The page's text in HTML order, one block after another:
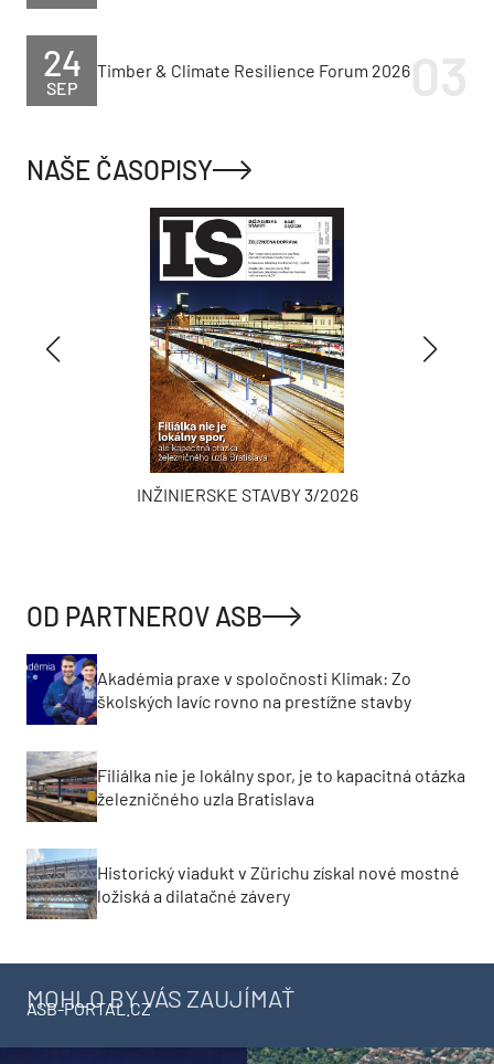
SEP
24 Timber & Climate Resilience Forum 2026
NAŠE ČASOPISY
INŽINIERSKE STAVBY 3/2026
OD PARTNEROV ASB
Akadémia praxe v spoločnosti Klimak: Zo
školských lavíc rovno na prestížne stavby
Filiálka nie je lokálny spor, je to kapacitná otázka
železničného uzla Bratislava
Historický viadukt v Zürichu získal nové mostné
ložiská a dilatačné závery
MOHLO BY VÁS ZAUJÍMAŤ
ASB-PORTAL.CZ